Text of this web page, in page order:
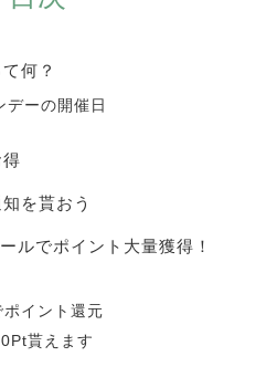
何？
ーの開催日
を貰おう
ルでポイント大量獲得！
イント還元
貰えます